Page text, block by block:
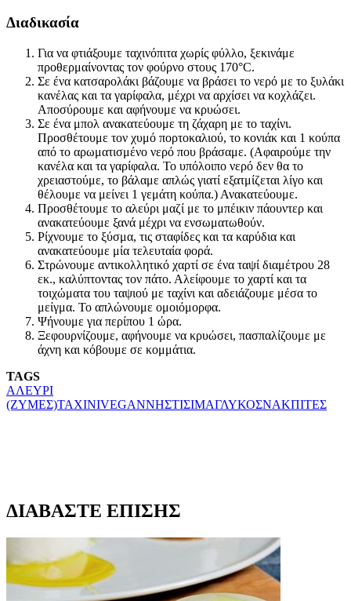
Διαδικασία
Για να φτιάξουμε ταχινόπιτα χωρίς φύλλο, ξεκινάμε
προθερμαίνοντας τον φούρνο στους 170°C.
Σε ένα κατσαρολάκι βάζουμε να βράσει το νερό με το ξυλάκι
κανέλας και τα γαρίφαλα, μέχρι να αρχίσει να κοχλάζει.
Αποσύρουμε και αφήνουμε να κρυώσει.
Σε ένα μπολ ανακατεύουμε τη ζάχαρη με το ταχίνι.
Προσθέτουμε τον χυμό πορτοκαλιού, το κονιάκ και 1 κούπα
από το αρωματισμένο νερό που βράσαμε. (Αφαιρούμε την
κανέλα και τα γαρίφαλα. Το υπόλοιπο νερό δεν θα το
χρειαστούμε, το βάλαμε απλώς γιατί εξατμίζεται λίγο και
θέλουμε να μείνει 1 γεμάτη κούπα.) Ανακατεύουμε.
Προσθέτουμε το αλεύρι μαζί με το μπέικιν πάουντερ και
ανακατεύουμε ξανά μέχρι να ενσωματωθούν.
Ρίχνουμε το ξύσμα, τις σταφίδες και τα καρύδια και
ανακατεύουμε μία τελευταία φορά.
Στρώνουμε αντικολλητικό χαρτί σε ένα ταψί διαμέτρου 28
εκ., καλύπτοντας τον πάτο. Αλείφουμε το χαρτί και τα
τοιχώματα του ταψιού με ταχίνι και αδειάζουμε μέσα το
μείγμα. Το απλώνουμε ομοιόμορφα.
Ψήνουμε για περίπου 1 ώρα.
Ξεφουρνίζουμε, αφήνουμε να κρυώσει, πασπαλίζουμε με
άχνη και κόβουμε σε κομμάτια.
TAGS
ΑΛΕΥΡΙ
(ΖΥΜΕΣ)ΤΑΧΙΝΙVEGANΝΗΣΤΙΣΙΜΑΓΛΥΚΟΣΝΑΚΠΙΤΕΣ
ΔΙΑΒΑΣΤΕ ΕΠΙΣΗΣ